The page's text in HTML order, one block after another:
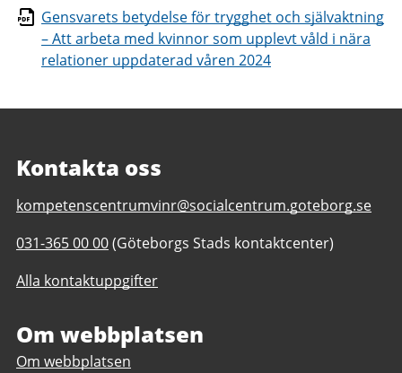
Gensvarets betydelse för trygghet och självaktning
– Att arbeta med kvinnor som upplevt våld i nära
relationer uppdaterad våren 2024
Kontakta oss
E-
till
Kompetenscentrum
våld
nära
relationer
kompetenscentrumvinr@socialcentrum.goteborg.se
Telefonnummer
Kompetenscentrum
i
031-365 00 00(Göteborgs Stads kontaktcenter)
Alla kontaktuppgifter
Om webbplatsen
Om webbplatsen